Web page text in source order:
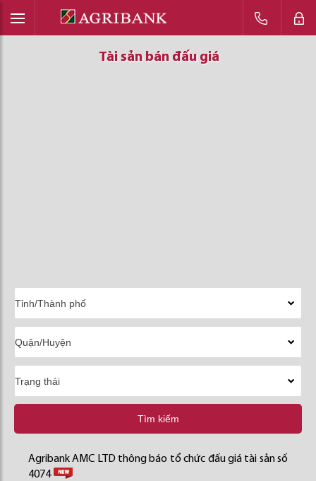
Tài sản bán đấu giá
Tài sản bán đấu giá
Tài sản bán đấu giá
Tìm kiếm
Agribank AMC LTD thông báo tổ chức đấu giá tài sản số
4074